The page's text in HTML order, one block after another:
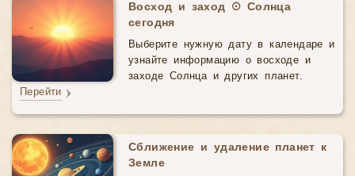
Восход и заход ☉ Солнца
сегодня
Выберите нужную дату в календаре и
узнайте информацию о восходе и
заходе Солнца и других планет.
Перейти
Сближение и удаление планет к
Земле